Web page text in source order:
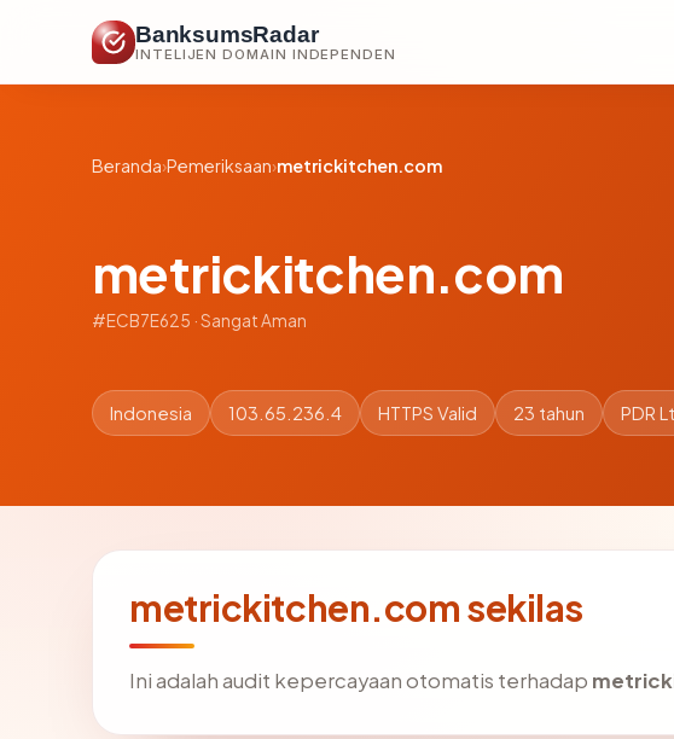
BanksumsRadar
INTELIJEN DOMAIN INDEPENDEN
Beranda›Pemeriksaan›metrickitchen.com
metrickitchen.com
#ECB7E625 · Sangat Aman
Indonesia 103.65.236.4 HTTPS Valid 23 tahun PDR
metrickitchen.com sekilas
Ini adalah audit kepercayaan otomatis terhadap